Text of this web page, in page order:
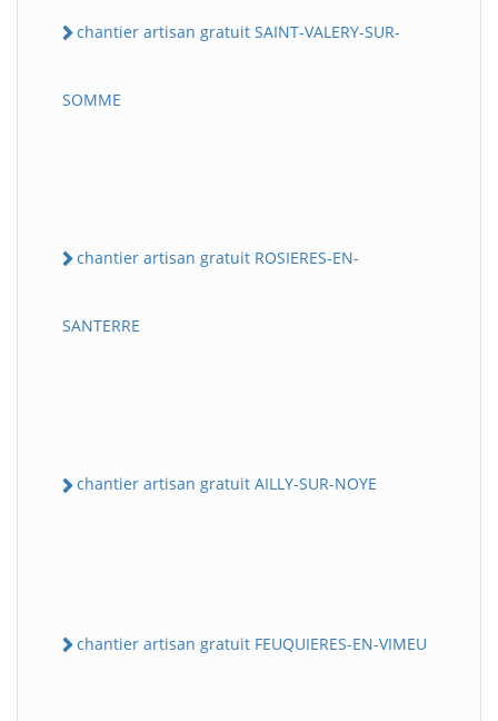
chantier artisan gratuit SAINT-VALERY-SUR-
SOMME
chantier artisan gratuit ROSIERES-EN-
SANTERRE
chantier artisan gratuit AILLY-SUR-NOYE
chantier artisan gratuit FEUQUIERES-EN-VIMEU